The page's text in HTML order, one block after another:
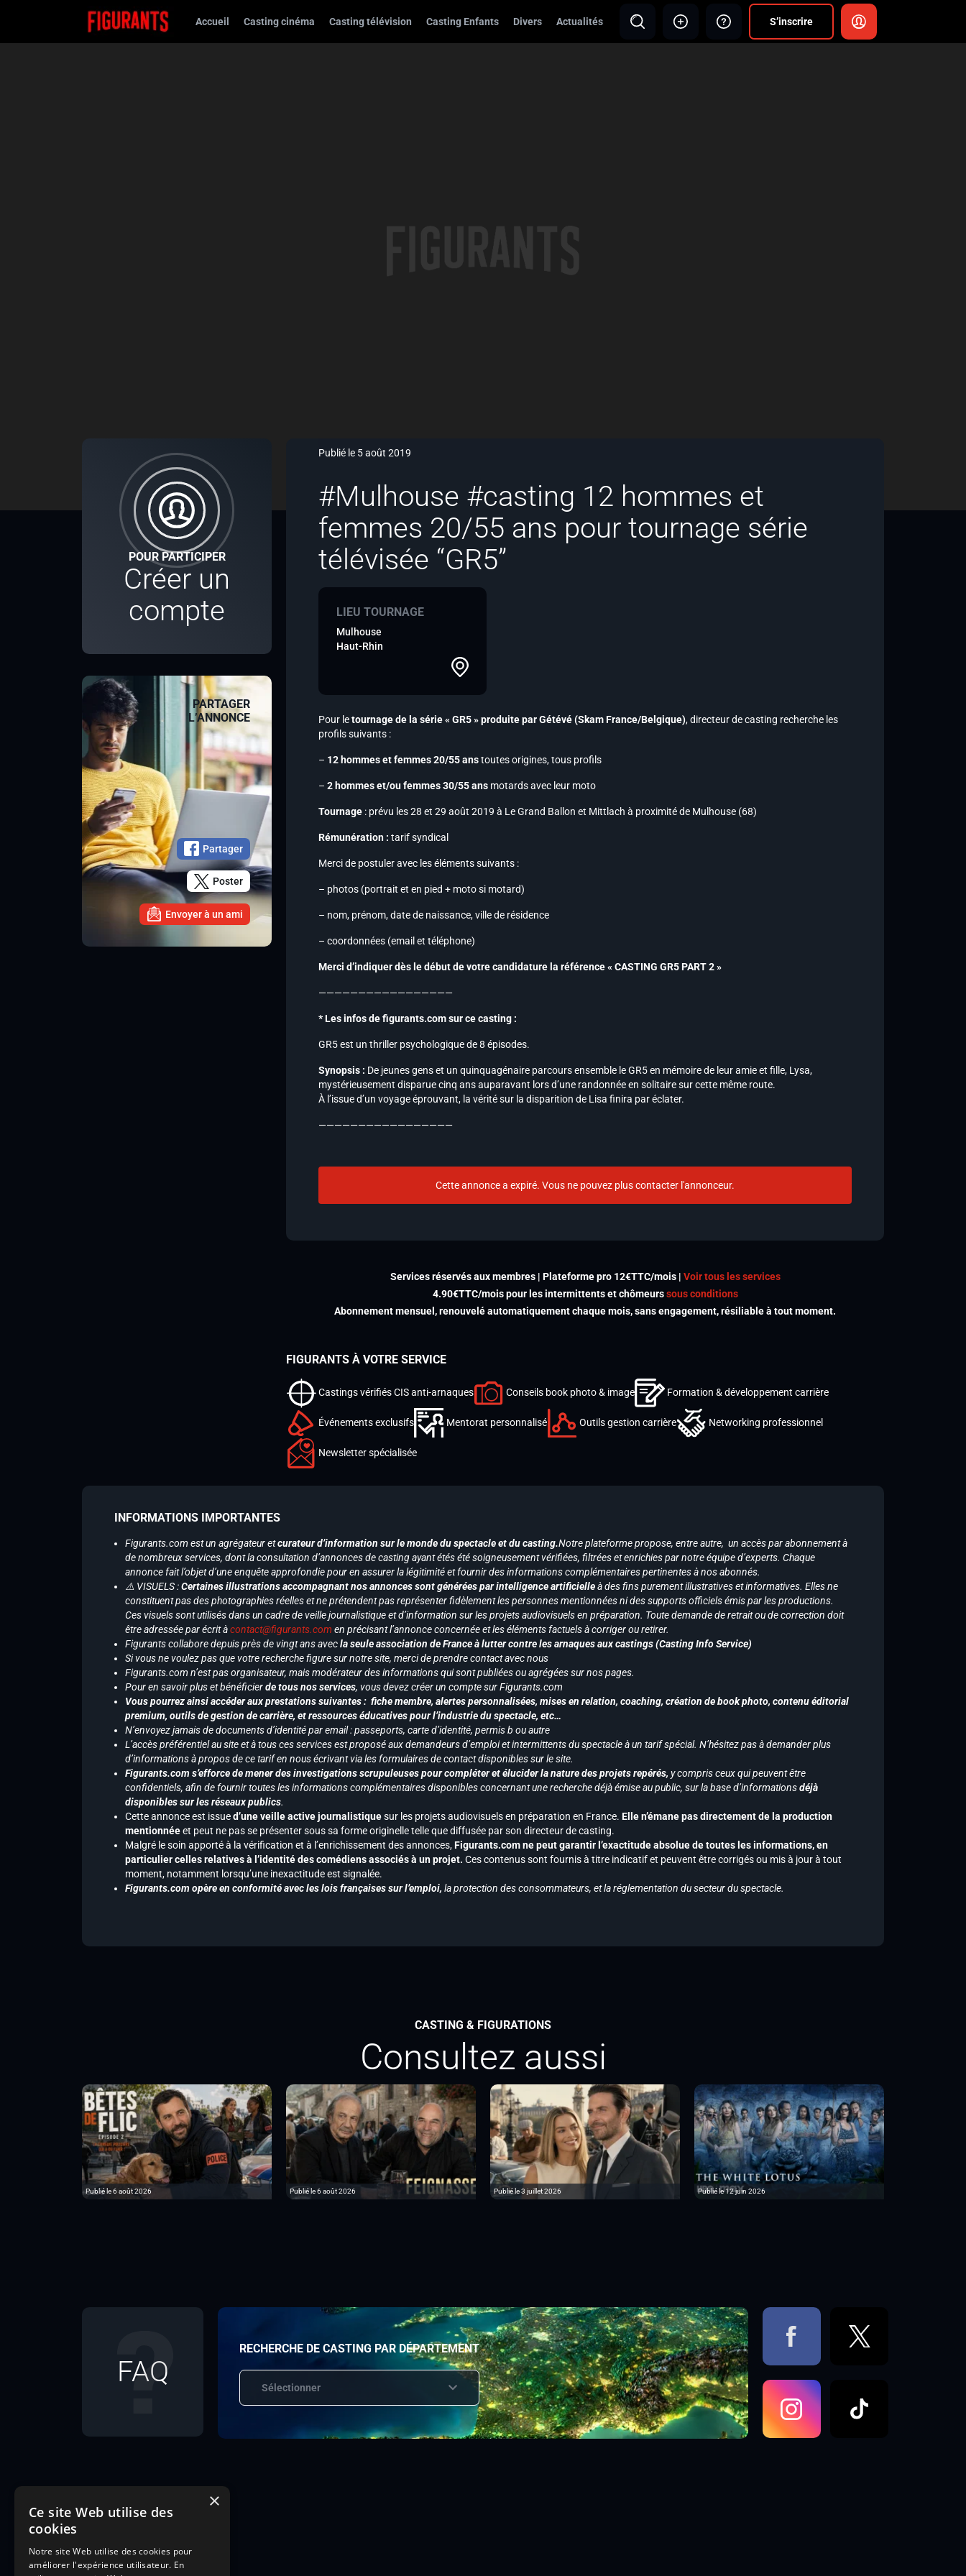
Accueil Casting cinéma Casting télévision Casting Enfants Divers Actualités S’inscrire
POUR PARTICIPER
Créer un
compte
PARTAGER
L’ANNONCE
Partager
Poster
Envoyer à un ami
Publié le 5 août 2019
#Mulhouse #casting 12 hommes et
femmes 20/55 ans pour tournage série
télévisée “GR5”
LIEU TOURNAGE
Mulhouse
Haut-Rhin
Pour letournage de la série « GR5 » produite par Gétévé (Skam France/Belgique), directeur de casting recherche les
profils suivants :
– 12 hommes et femmes 20/55 anstoutes origines, tous profils
– 2 hommes et/ou femmes 30/55 ans motards avec leur moto
Tournage : prévu les 28 et 29 août 2019 à Le Grand Ballon et Mittlach à proximité de Mulhouse (68)
Rémunération : tarif syndical
Merci de postuler avec les éléments suivants :
– photos (portrait et en pied + moto si motard)
– nom, prénom, date de naissance, ville de résidence
– coordonnées (email et téléphone)
Merci d’indiquer dès le début de votre candidature la référence « CASTING GR5 PART 2 »
—————————————————
* Les infos de figurants.com sur ce casting :
GR5 est un thriller psychologique de 8 épisodes.
Synopsis : De jeunes gens et un quinquagénaire parcours ensemble le GR5 en mémoire de leur amie et fille, Lysa,
mystérieusement disparue cinq ans auparavant lors d’une randonnée en solitaire sur cette même route.
À l’issue d’un voyage éprouvant, la vérité sur la disparition de Lisa finira par éclater.
—————————————————
Cette annonce a expiré. Vous ne pouvez plus contacter l'annonceur.
Services réservés aux membres | Plateforme pro 12€TTC/mois | Voir tous les services
4.90€TTC/mois pour les intermittents et chômeurssous conditions
Abonnement mensuel, renouvelé automatiquement chaque mois, sans engagement, résiliable à tout moment.
FIGURANTS À VOTRE SERVICE
Castings vérifiés CIS anti-arnaques Conseils book photo & image Formation & développement carrière
Événements exclusifs Mentorat personnalisé Outils gestion carrière Networking professionnel
Newsletter spécialisée
INFORMATIONS IMPORTANTES
Figurants.com est un agrégateur etcurateur d’information sur le monde du spectacle et du casting.Notre plateforme propose, entre autre, un accès par abonnement à
de nombreux services, dont la consultation d’annonces de casting ayant étés été soigneusement vérifiées, filtrées et enrichies par notre équipe d’experts. Chaque
annonce fait l’objet d’une enquête approfondie pour en assurer la légitimité et fournir des informations complémentaires pertinentes à nos abonnés.
⚠️ VISUELS :Certaines illustrations accompagnant nos annonces sont générées par intelligence artificielleà des fins purement illustratives et informatives. Elles ne
constituent pas des photographies réelles et ne prétendent pas représenter fidèlement les personnes mentionnées ni des supports officiels émis par les productions.
Ces visuels sont utilisés dans un cadre de veille journalistique et d’information sur les projets audiovisuels en préparation. Toute demande de retrait ou de correction doit
être adressée par écrit àcontact@figurants.com en précisant l’annonce concernée et les éléments factuels à corriger ou retirer.
Figurants collabore depuis près de vingt ans avecla seule association de France à lutter contre les arnaques aux castings (Casting Info Service)
Si vous ne voulez pas que votre recherche figure sur notre site, merci de prendre contact avec nous
Figurants.com n’est pas organisateur, mais modérateur des informations qui sont publiées ou agrégées sur nos pages.
Pour en savoir plus et bénéficierde tous nos services, vous devez créer un compte sur Figurants.com
Vous pourrez ainsi accéder aux prestations suivantes : fiche membre, alertes personnalisées, mises en relation, coaching, création de book photo, contenu éditorial
premium, outils de gestion de carrière, et ressources éducatives pour l’industrie du spectacle, etc…
N’envoyez jamais de documents d’identité par email : passeports, carte d’identité, permis b ou autre
L’accès préférentiel au site et à tous ces services est proposé aux demandeurs d’emploi et intermittents du spectacle à un tarif spécial. N’hésitez pas à demander plus
d’informations à propos de ce tarif en nous écrivant via les formulaires de contact disponibles sur le site.
Figurants.com s’efforce de mener des investigations scrupuleuses pour compléter et élucider la nature des projets repérés, y compris ceux qui peuvent être
confidentiels, afin de fournir toutes les informations complémentaires disponibles concernant une recherche déjà émise au public, sur la base d’informationsdéjà
disponibles sur les réseaux publics.
Cette annonce est issued’une veille active journalistiquesur les projets audiovisuels en préparation en France. Elle n’émane pas directement de la production
mentionnéeet peut ne pas se présenter sous sa forme originelle telle que diffusée par son directeur de casting.
Malgré le soin apporté à la vérification et à l’enrichissement des annonces,Figurants.com ne peut garantir l’exactitude absolue de toutes les informations, en
particulier celles relatives à l’identité des comédiens associés à un projet. Ces contenus sont fournis à titre indicatif et peuvent être corrigés ou mis à jour à tout
moment, notamment lorsqu’une inexactitude est signalée.
Figurants.com opère en conformité avec les lois françaises sur l’emploi, la protection des consommateurs, et la réglementation du secteur du spectacle.
CASTING & FIGURATIONS
Consultez aussi
Publié le 6 août 2026 Publié le 6 août 2026 Publié le 3 juillet 2026 Publié le 12 juin 2026
FAQ
RECHERCHE DE CASTING PAR DÉPARTEMENT
Sélectionner
×
Ce site Web utilise des
cookies
Notre site Web utilise des cookies pour
améliorer l'expérience utilisateur. En